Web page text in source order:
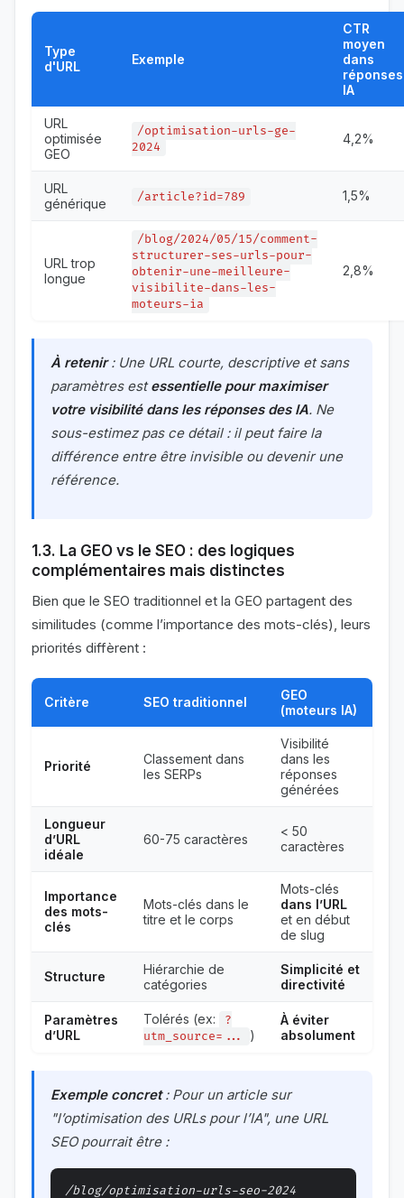
Type
d'URL
Exemple
CTR
moyen
dans
réponses
IA
URL
optimisée
GEO
/optimisation-urls-ge-
2024
4,2%
URL
générique
/article?id=789 1,5%
URL trop
longue
/blog/2024/05/15/comment-
structurer-ses-urls-pour-
obtenir-une-meilleure-
visibilite-dans-les-
moteurs-ia
2,8%
À retenir: Une URL courte, descriptive et sans
paramètres estessentielle pour maximiser
votre visibilité dans les réponses des IA. Ne
sous-estimez pas ce détail : il peut faire la
différence entre être invisible ou devenir une
référence.
1.3. La GEO vs le SEO : des logiques
complémentaires mais distinctes
Bien que le SEO traditionnel et la GEO partagent des
similitudes (comme l’importance des mots-clés), leurs
priorités diffèrent :
Critère SEO traditionnel
GEO
(moteurs IA)
Priorité
Classement dans
les SERPs
Visibilité
dans les
réponses
générées
Longueur
d’URL
idéale
60-75 caractères
< 50
caractères
Importance
des mots-
clés
Mots-clés dans le
titre et le corps
Mots-clés
dans l’URL
et en début
de slug
Structure
Hiérarchie de
catégories
Simplicité et
directivité
Paramètres
d’URL
Tolérés (ex:
?
utm_source=...
)
À éviter
absolument
Exemple concret: Pour un article sur
"l’optimisation des URLs pour l’IA", une URL
SEO pourrait être :